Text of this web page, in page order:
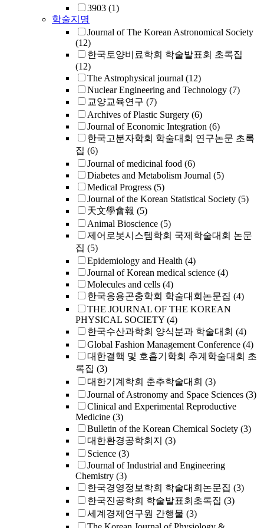
3903 (1)
학술지명
Journal of The Korean Astronomical Society
(12)
한국토양비료학회 학술발표회 초록집
(12)
The Astrophysical journal (12)
Nuclear Engineering and Technology (7)
교양교육연구 (7)
Archives of Plastic Surgery (6)
Journal of Economic Integration (6)
한국고분자학회 학술대회 연구논문 초록
집 (6)
Journal of medicinal food (6)
Diabetes and Metabolism Journal (5)
Medical Progress (5)
Journal of the Korean Statistical Society (5)
天文學會報 (5)
Animal Bioscience (5)
제어로봇시스템학회 국제학술대회 논문
집 (5)
Epidemiology and Health (4)
Journal of Korean medical science (4)
Molecules and cells (4)
한국응용곤충학회 학술대회논문집 (4)
THE JOURNAL OF THE KOREAN
PHYSICAL SOCIETY (4)
한국수산과학회 양식분과 학술대회 (4)
Global Fashion Management Conference (4)
대한결핵 및 호흡기학회 추계학술대회 초
록집 (3)
대한기계학회 춘추학술대회 (3)
Journal of Astronomy and Space Sciences (3)
Clinical and Experimental Reproductive
Medicine (3)
Bulletin of the Korean Chemical Society (3)
대한환경공학회지 (3)
Science (3)
Journal of Industrial and Engineering
Chemistry (3)
한국경영정보학회 학술대회논문집 (3)
한국진공학회 학술발표회초록집 (3)
세계경제연구원 간행물 (3)